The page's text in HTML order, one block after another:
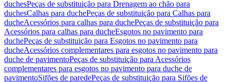
duchesPeças de substituição para Drenagem ao chão para
duchesCalhas para duchePeças de substituição para Calhas para
ducheAcessórios para calhas para duchePeças de substituição para
Acessórios para calhas para ducheEsgotos no pavimento para
duchePeças de substituição para Esgotos no pavimento para
ducheAcessórios complementares para esgotos no pavimento para
duche de pavimentoPeças de substituição para Acessórios
complementares para esgotos no pavimento para duche de
pavimentoSifões de paredePeças de substituição para Sifões de